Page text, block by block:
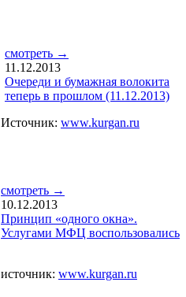
смотреть →
11.12.2013
Очереди и бумажная волокита
теперь в прошлом (11.12.2013)
Источник: www.kurgan.ru
смотреть →
10.12.2013
Принцип «одного окна».
Услугами МФЦ воспользовались
источник: www.kurgan.ru